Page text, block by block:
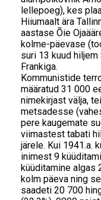
lellepoeg), kes
Hiiumaalt ära
aastase Õie
kolme-päevase
suri 13 kuud
Frankiga.
Kommunistide
määratud 31 000
nimekirjast välja,
metsadesse
pere kaugemate
viimastest tabati
järele. Kui 1941.a.
inimest 9
küüditamine algas
kolm päeva ning
saadeti 20 700